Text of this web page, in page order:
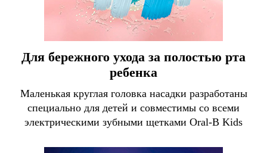
Для бережного ухода за полостью рта
ребенка
Маленькая круглая головка насадки разработаны
специально для детей и совместимы со всеми
электрическими зубными щетками Oral-B Kids